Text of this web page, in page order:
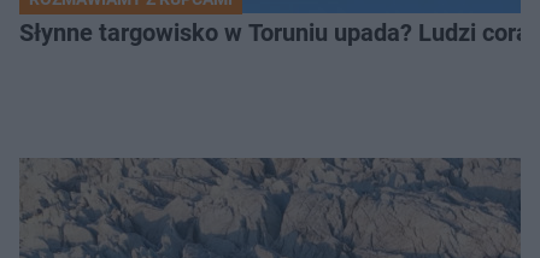
Słynne targowisko w Toruniu upada? Ludzi